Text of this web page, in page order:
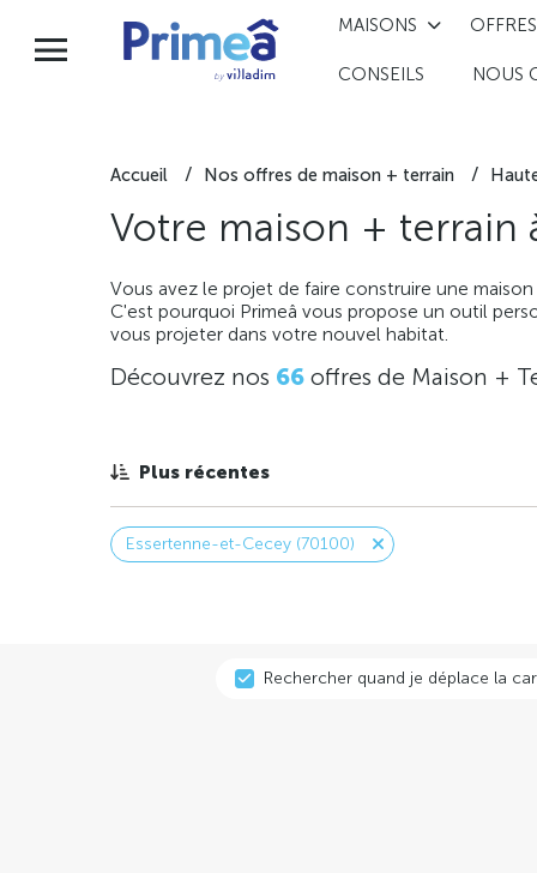
MAISONS OFFRES
CONSEILS NOUS
Accueil Nos offres de maison + terrain
Votre maison + terrain
Vous avez le projet de faire construire une
C'est pourquoi Primeâ vous propose un outil
vous projeter dans votre nouvel habitat.
Découvrez nos 66 offres de Maison +
Plus récentes
Essertenne-et-Cecey (70100)
Rechercher quand je déplace la